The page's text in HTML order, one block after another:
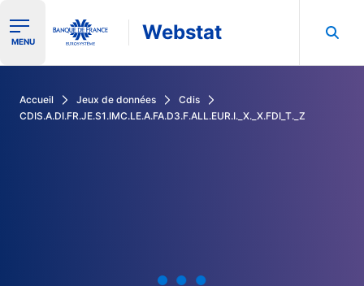
Ouvrir le menu de navigation
MENU Webstat
Accueil Jeux de données
Cdis
CDIS.A.DI.FR.JE.S1.IMC.LE.A.FA.D3.F.ALL.EUR.I._X._X.FDI_T._Z